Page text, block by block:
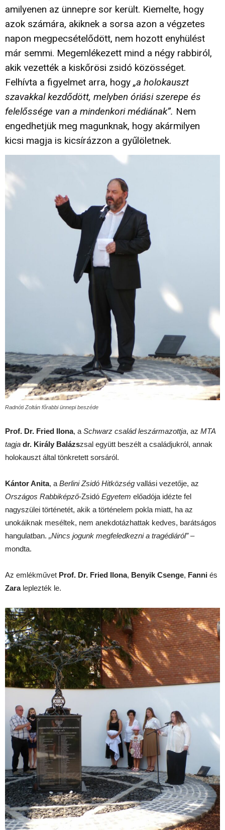
amilyenen az ünnepre sor került. Kiemelte, hogy
azok számára, akiknek a sorsa azon a végzetes
napon megpecsételődött, nem hozott enyhülést
már semmi. Megemlékezett mind a négy rabbiról,
akik vezették a kiskőrösi zsidó közösséget.
Felhívta a figyelmet arra, hogy „a holokauszt
szavakkal kezdődött, melyben óriási szerepe és
felelőssége van a mindenkori médiának”. Nem
engedhetjük meg magunknak, hogy akármilyen
kicsi magja is kicsírázzon a gyűlöletnek.
Radnóti Zoltán főrabbi ünnepi beszéde
Prof. Dr. Fried Ilona, a Schwarz család leszármazottja, az MTA
tagja dr. Király Balázszsal együtt beszélt a családjukról, annak
holokauszt által tönkretett sorsáról.
Kántor Anita, a Berlini Zsidó Hitközség vallási vezetője, az
Országos Rabbiképző-Zsidó Egyetem előadója idézte fel
nagyszülei történetét, akik a történelem pokla miatt, ha az
unokáiknak meséltek, nem anekdotázhattak kedves, barátságos
hangulatban. „Nincs jogunk megfeledkezni a tragédiáról”–
mondta.
Az emlékművet Prof. Dr. Fried Ilona, Benyik Csenge, Fanni és
Zaraleplezték le.